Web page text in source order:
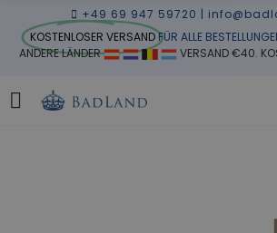
+49 69 947 59720 |
KOSTENLOSER VERSANDFÜR ALLE
ANDERE LÄNDER
VERSAND €40.